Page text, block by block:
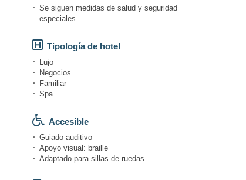
Se siguen medidas de salud y seguridad
especiales
Tipología de hotel
Lujo
Negocios
Familiar
Spa
Accesible
Guiado auditivo
Apoyo visual: braille
Adaptado para sillas de ruedas